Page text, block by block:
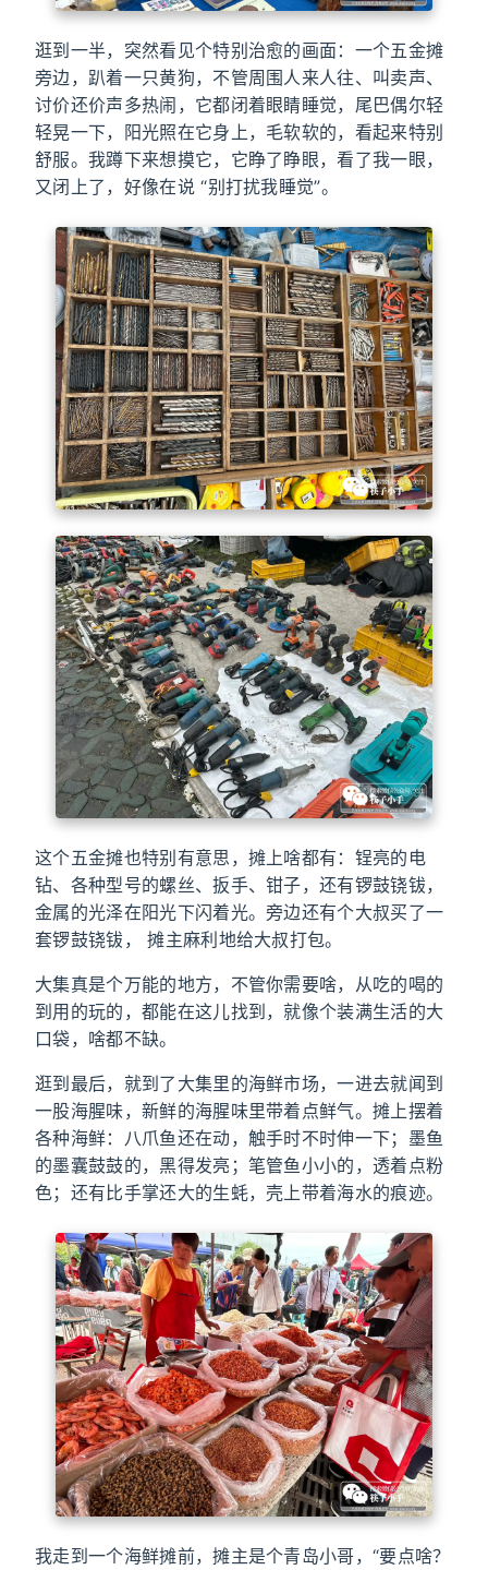
逛到一半，突然看见个特别治愈的画面：一个五金摊
旁边，趴着一只黄狗，不管周围人来人往、叫卖声、
讨价还价声多热闹，它都闭着眼睛睡觉，尾巴偶尔轻
轻晃一下，阳光照在它身上，毛软软的，看起来特别
舒服。我蹲下来想摸它，它睁了睁眼，看了我一眼，
又闭上了，好像在说 “别打扰我睡觉”。
这个五金摊也特别有意思，摊上啥都有：锃亮的电
钻、各种型号的螺丝、扳手、钳子，还有锣鼓铙钹，
金属的光泽在阳光下闪着光。旁边还有个大叔买了一
套锣鼓铙钹， 摊主麻利地给大叔打包。
大集真是个万能的地方，不管你需要啥，从吃的喝的
到用的玩的，都能在这儿找到，就像个装满生活的大
口袋，啥都不缺。
逛到最后，就到了大集里的海鲜市场，一进去就闻到
一股海腥味，新鲜的海腥味里带着点鲜气。摊上摆着
各种海鲜：八爪鱼还在动，触手时不时伸一下；墨鱼
的墨囊鼓鼓的，黑得发亮；笔管鱼小小的，透着点粉
色；还有比手掌还大的生蚝，壳上带着海水的痕迹。
我走到一个海鲜摊前，摊主是个青岛小哥，“要点啥？